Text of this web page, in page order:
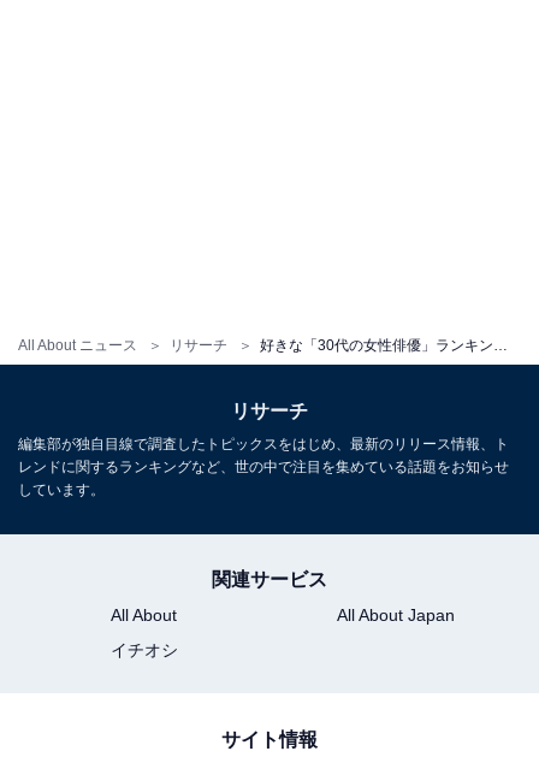
All About ニュース リサーチ 好きな「30代の女性俳優」ランキング！ 3位「綾瀬はるか」、2位「長澤まさみ」、1位は？
リサーチ
編集部が独自目線で調査したトピックスをはじめ、最新のリリース情報、ト
レンドに関するランキングなど、世の中で注目を集めている話題をお知らせ
しています。
関連サービス
All About
All About Japan
イチオシ
サイト情報